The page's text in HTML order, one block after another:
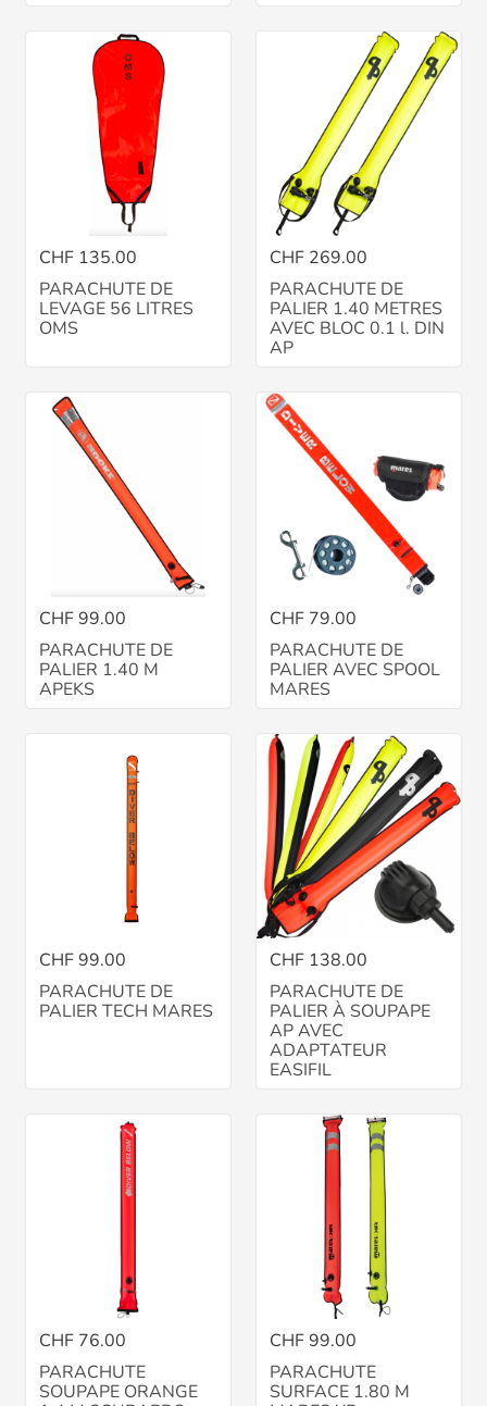
CHF 135.00
PARACHUTE DE
LEVAGE 56 LITRES
OMS
CHF 269.00
PARACHUTE DE
PALIER 1.40 METRES
AVEC BLOC 0.1 l. DIN
AP
CHF 99.00
PARACHUTE DE
PALIER 1.40 M
APEKS
CHF 79.00
PARACHUTE DE
PALIER AVEC SPOOL
MARES
CHF 99.00
PARACHUTE DE
PALIER TECH MARES
CHF 138.00
PARACHUTE DE
PALIER À SOUPAPE
AP AVEC
ADAPTATEUR
EASIFIL
CHF 76.00
PARACHUTE
SOUPAPE ORANGE
CHF 99.00
PARACHUTE
SURFACE 1.80 M